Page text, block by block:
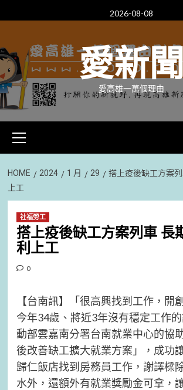
to
2026-08-08
愛新
愛高雄一萬個理由
Menu
HOME 2024 1 月 29
搭上疫後缺工方案
上工
社福勞工
搭上疫後缺工方案列車 長
利上工
0
【台南訊】「很高興找到工作，開
今年34歲、將近3年沒有穩定工作
動部雲嘉南分署台南就業中心的協
後改善缺工擴大就業方案」，成功
歸仁飯店找到房務員工作，謝譯樑
水外，還額外有就業獎勵金可拿，